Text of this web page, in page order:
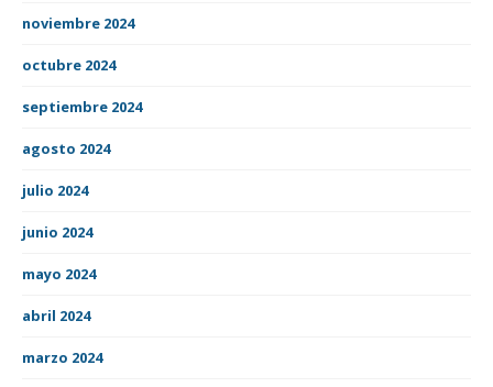
noviembre 2024
octubre 2024
septiembre 2024
agosto 2024
julio 2024
junio 2024
mayo 2024
abril 2024
marzo 2024